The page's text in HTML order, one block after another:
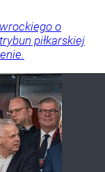
o
piłkarskiej